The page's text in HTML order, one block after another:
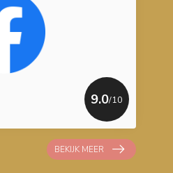
9.0/10
BEKIJK MEER